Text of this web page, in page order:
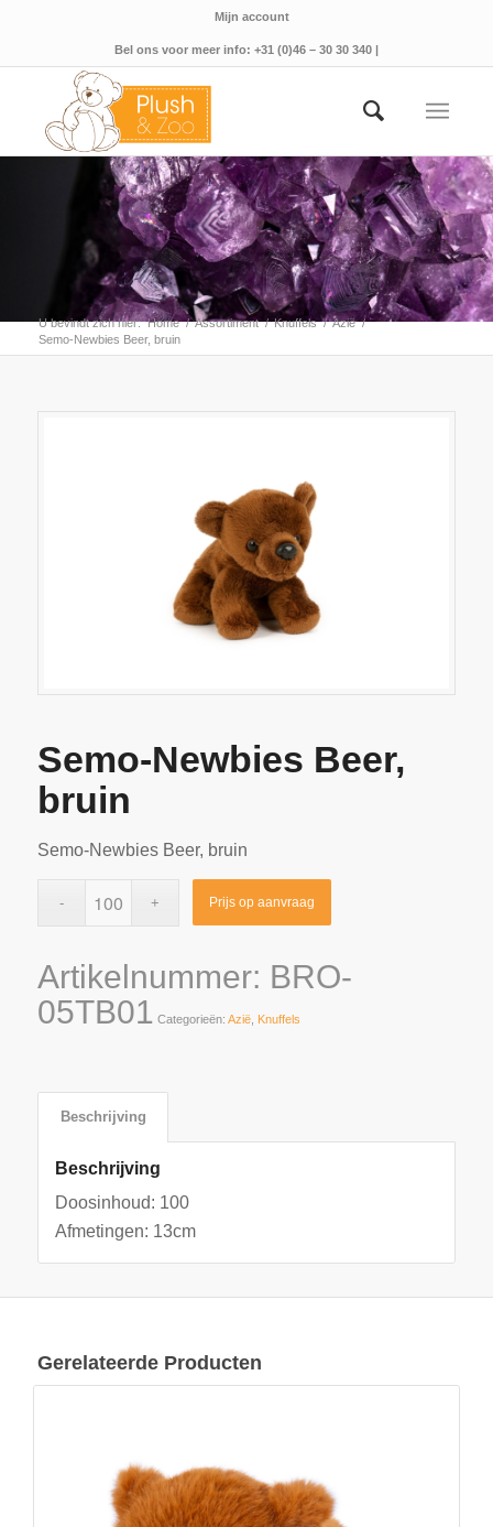
Mijn account
Bel ons voor meer info: +31 (0)46 – 30 30 340 |
U bevindt zich hier: Home / Assortiment / Knuffels / Azië /
Semo-Newbies Beer, bruin
Semo-Newbies Beer,
bruin
Semo-Newbies Beer, bruin
Prijs op aanvraag
Artikelnummer: BRO-
05TB01 Categorieën: Azië, Knuffels
Beschrijving
Beschrijving
Doosinhoud: 100
Afmetingen: 13cm
Gerelateerde Producten